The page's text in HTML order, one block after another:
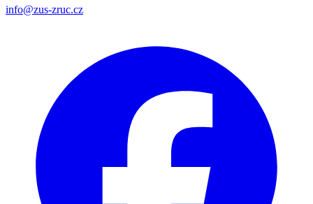
info@zus-zruc.cz